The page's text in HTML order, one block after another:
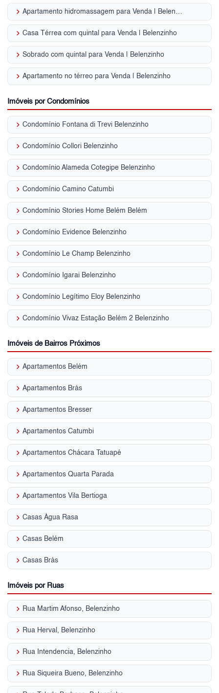
keyboard_arrow_right Apartamento hidromassagem para Venda | Belenzinho
keyboard_arrow_right Casa Térrea com quintal para Venda | Belenzinho
keyboard_arrow_right Sobrado com quintal para Venda | Belenzinho
keyboard_arrow_right Apartamento no térreo para Venda | Belenzinho
Imóveis por Condomínios
keyboard_arrow_right Condomínio Fontana di Trevi Belenzinho
keyboard_arrow_right Condomínio Collori Belenzinho
keyboard_arrow_right Condomínio Alameda Cotegipe Belenzinho
keyboard_arrow_right Condomínio Camino Catumbi
keyboard_arrow_right Condomínio Stories Home Belém Belém
keyboard_arrow_right Condomínio Evidence Belenzinho
keyboard_arrow_right Condomínio Le Champ Belenzinho
keyboard_arrow_right Condomínio Igarai Belenzinho
keyboard_arrow_right Condomínio Legítimo Eloy Belenzinho
keyboard_arrow_right Condomínio Vivaz Estação Belém 2 Belenzinho
Imóveis de Bairros Próximos
keyboard_arrow_right Apartamentos Belém
keyboard_arrow_right Apartamentos Brás
keyboard_arrow_right Apartamentos Bresser
keyboard_arrow_right Apartamentos Catumbi
keyboard_arrow_right Apartamentos Chácara Tatuapé
keyboard_arrow_right Apartamentos Quarta Parada
keyboard_arrow_right Apartamentos Vila Bertioga
keyboard_arrow_right Casas Água Rasa
keyboard_arrow_right Casas Belém
keyboard_arrow_right Casas Brás
Imóveis por Ruas
keyboard_arrow_right Rua Martim Afonso, Belenzinho
keyboard_arrow_right Rua Herval, Belenzinho
keyboard_arrow_right Rua Intendencia, Belenzinho
keyboard_arrow_right Rua Siqueira Bueno, Belenzinho